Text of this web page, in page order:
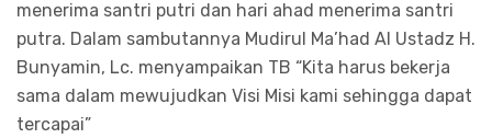
menerima santri putri dan hari ahad menerima santri
putra. Dalam sambutannya Mudirul Ma’had Al Ustadz H.
Bunyamin, Lc. menyampaikan TB “Kita harus bekerja
sama dalam mewujudkan Visi Misi kami sehingga dapat
tercapai”